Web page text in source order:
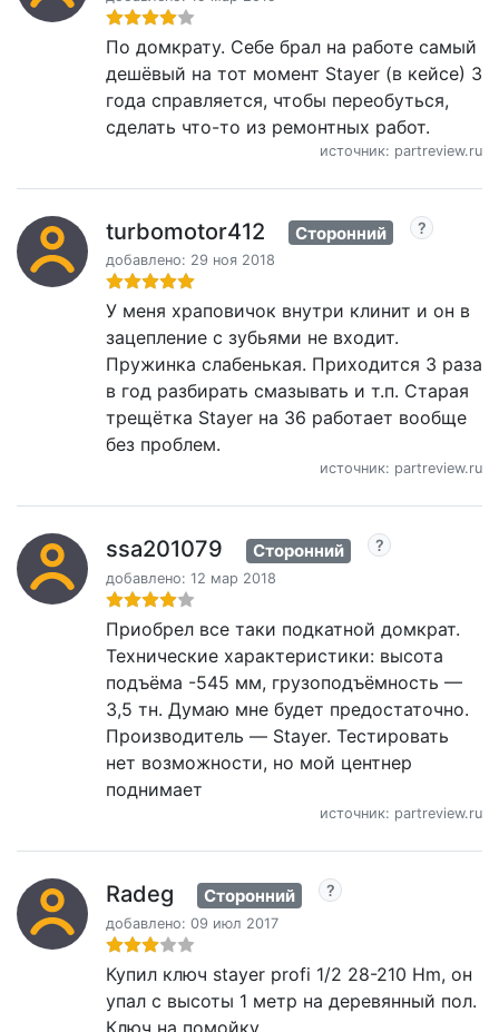
По домкрату. Себе брал на работе самый
дешёвый на тот момент Stayer (в кейсе) 3
года справляется, чтобы переобуться,
сделать что-то из ремонтных работ.
источник: partreview.ru
turbomotor412 Сторонний
добавлено: 29 ноя 2018
У меня храповичок внутри клинит и он в
зацепление с зубьями не входит.
Пружинка слабенькая. Приходится 3 раза
в год разбирать смазывать и т.п. Старая
трещётка Stayer на 36 работает вообще
без проблем.
источник: partreview.ru
ssa201079 Сторонний
добавлено: 12 мар 2018
Приобрел все таки подкатной домкрат.
Технические характеристики: высота
подъёма -545 мм, грузоподъёмность —
3,5 тн. Думаю мне будет предостаточно.
Производитель — Stayer. Тестировать
нет возможности, но мой центнер
поднимает
источник: partreview.ru
Radeg Сторонний
добавлено: 09 июл 2017
Купил ключ stayer profi 1/2 28-210 Hm, он
упал с высоты 1 метр на деревянный пол.
Ключ на помойку.